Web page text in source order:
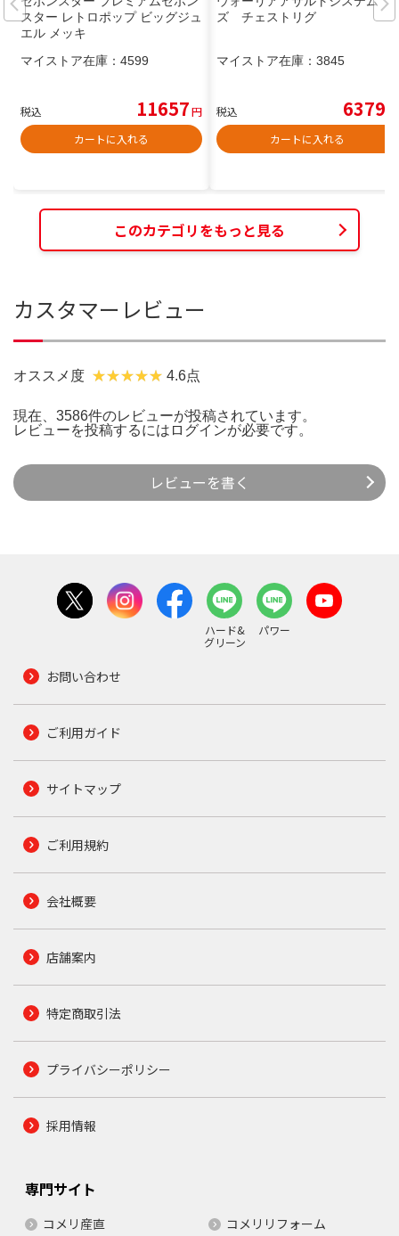
スター レトロポップ ビッグジュ
エル メッキ
マイストア在庫： 4599
税込 11657円
カートに入れる
ズ チェストリグ
マイストア在庫： 3845
税込 6379
カートに入れる
このカテゴリをもっと見る
カスタマーレビュー
オススメ度 4.6点
現在、3586件のレビューが投稿されています。
レビューを投稿するには ログインが必要です。
レビューを書く
ハード&
グリーン
パワー
お問い合わせ
ご利用ガイド
サイトマップ
ご利用規約
会社概要
店舗案内
特定商取引法
プライバシーポリシー
採用情報
専門サイト
コメリ産直 コメリリフォーム